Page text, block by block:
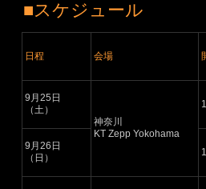
■スケジュール
日程 会場
9月25日
（土）
神奈川
KT Zepp Yokohama
9月26日
（日）